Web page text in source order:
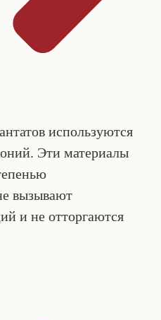
используются
Эти материалы
вызывают
и не отторгаются